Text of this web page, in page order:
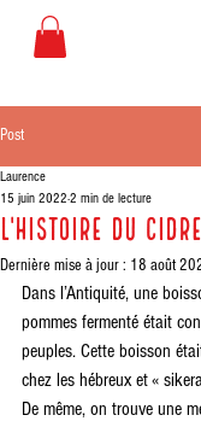
Post
L'histoire du cidre
Laurence
15 juin 2022 2 min de lecture
Dernière mise à jour : 18 août
Dans l’Antiquité, une
pommes fermenté était
peuples. Cette boisson
chez les hébreux et «
De même, on trouve une